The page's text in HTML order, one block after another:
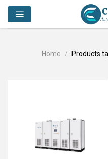
Skip
content
Home / Products